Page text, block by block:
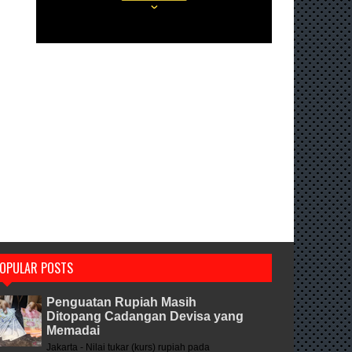
POSTS
Penguatan Rupiah Masih
Ditopang Cadangan Devisa yang
Memadai
Jakarta - Nilai tukar (kurs) rupiah pada